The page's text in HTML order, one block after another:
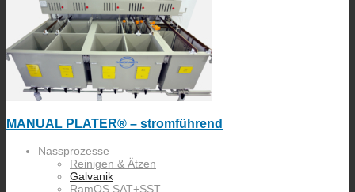
MANUAL PLATER® – stromführend
Nassprozesse
Reinigen & Ätzen
Galvanik
RamOS SAT+SST